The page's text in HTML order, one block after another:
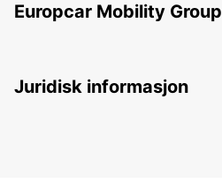
Europcar Mobility Group
Juridisk informasjon